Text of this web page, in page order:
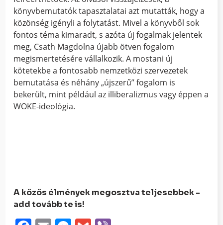
könyvbemutatók tapasztalatai azt mutatták, hogy a
közönség igényli a folytatást. Mivel a könyvből sok
fontos téma kimaradt, s azóta új fogalmak jelentek
meg, Csath Magdolna újabb ötven fogalom
megismertetésére vállalkozik. A mostani új
kötetekbe a fontosabb nemzetközi szervezetek
bemutatása és néhány „újszerű” fogalom is
bekerült, mint például az illiberalizmus vagy éppen a
WOKE-ideológia.
A közös élmények megosztva teljesebbek -
add tovább te is!